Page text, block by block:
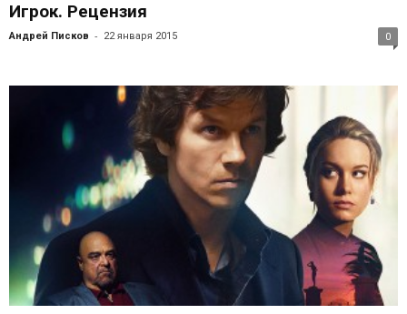
Игрок. Рецензия
Андрей Писков - 22 января 2015 0